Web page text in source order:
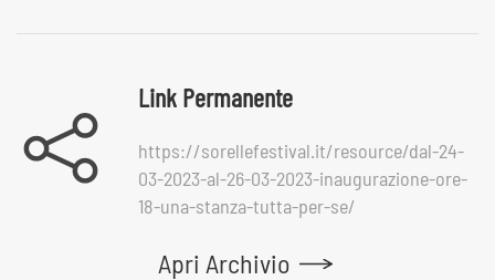
Link Permanente
https://sorellefestival.it/resource/dal-24-
03-2023-al-26-03-2023-inaugurazione-ore-
18-una-stanza-tutta-per-se/
Apri Archivio